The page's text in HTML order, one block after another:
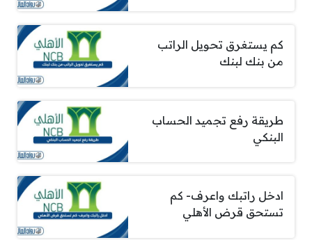
كم يستغرق تحويل الراتب
من بنك لبنك
طريقة رفع تجميد الحساب
البنكي
ادخل راتبك واعرف- كم
تستحق قرض الأهلي